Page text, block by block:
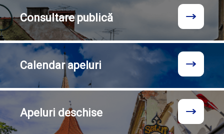
Consultarepublică
Calendarapeluri
Apeluri deschise